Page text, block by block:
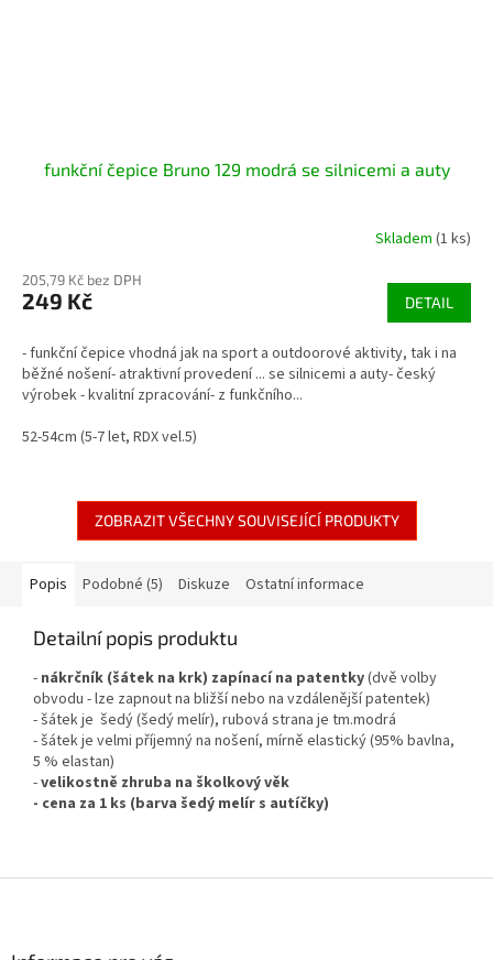
funkční čepice Bruno 129 modrá se silnicemi a auty
Skladem (1 ks)
205,79 Kč bez DPH
249 Kč DETAIL
- funkční čepice vhodná jak na sport a outdoorové aktivity, tak i na
běžné nošení- atraktivní provedení ... se silnicemi a auty- český
výrobek - kvalitní zpracování- z funkčního...
52-54cm (5-7 let, RDX vel.5)
ZOBRAZIT VŠECHNY SOUVISEJÍCÍ PRODUKTY
Popis Podobné (5) Diskuze Ostatní informace
Detailní popis produktu
- nákrčník (šátek na krk) zapínací na patentky(dvě volby
obvodu - lze zapnout na bližší nebo na vzdálenější patentek)
- šátek je šedý (šedý melír), rubová strana je tm.modrá
- šátek je velmi příjemný na nošení, mírně elastický (95% bavlna,
5 % elastan)
-velikostně zhruba na školkový věk
- cena za 1 ks (barva šedý melír s autíčky)